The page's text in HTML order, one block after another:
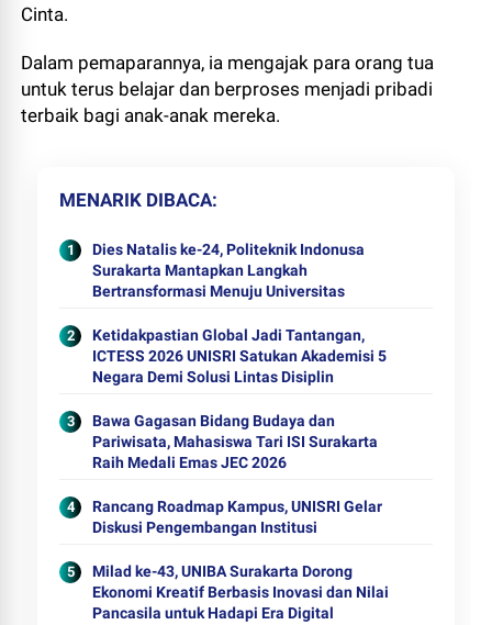
Cinta.
Dalam pemaparannya, ia mengajak para orang tua
untuk terus belajar dan berproses menjadi pribadi
terbaik bagi anak-anak mereka.
MENARIK DIBACA
Dies Natalis ke-24, Politeknik Indonusa
Surakarta Mantapkan Langkah
Bertransformasi Menuju Universitas
Ketidakpastian Global Jadi Tantangan,
ICTESS 2026 UNISRI Satukan Akademisi 5
Negara Demi Solusi Lintas Disiplin
Bawa Gagasan Bidang Budaya dan
Pariwisata, Mahasiswa Tari ISI Surakarta
Raih Medali Emas JEC 2026
Rancang Roadmap Kampus, UNISRI Gelar
Diskusi Pengembangan Institusi
Milad ke-43, UNIBA Surakarta Dorong
Ekonomi Kreatif Berbasis Inovasi dan Nilai
Pancasila untuk Hadapi Era Digital